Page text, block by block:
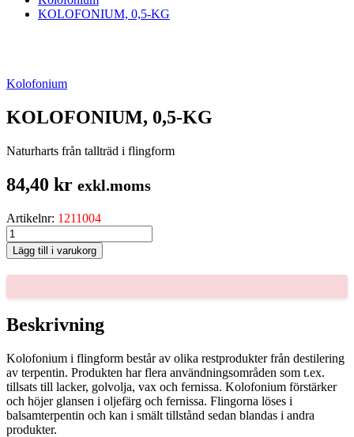
KOLOFONIUM, 0,5-KG
Kolofonium
KOLOFONIUM, 0,5-KG
Naturharts från tallträd i flingform
84,40 kr exkl.moms
Artikelnr: 1211004
KOLOFONIUM,
0,5-
KG
mängd
Lägg till i varukorg
Beskrivning
Kolofonium i flingform består av olika restprodukter från destilering
av terpentin. Produkten har flera användningsområden som t.ex.
tillsats till lacker, golvolja, vax och fernissa. Kolofonium förstärker
och höjer glansen i oljefärg och fernissa. Flingorna löses i
balsamterpentin och kan i smält tillstånd sedan blandas i andra
produkter.